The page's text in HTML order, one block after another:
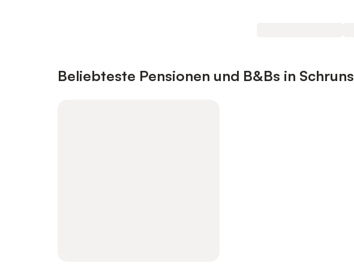
Beliebteste Pensionen und B&Bs in Schruns